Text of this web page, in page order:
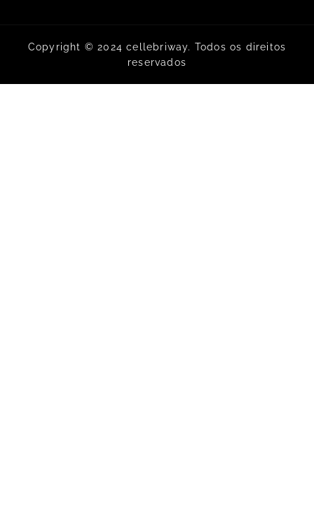
Copyright © 2024 cellebriway. Todos os direitos
reservados